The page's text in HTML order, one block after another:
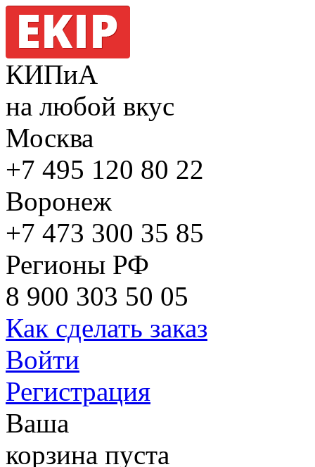
КИПиА
на любой вкус
Москва
+7 495 120 80 22
Воронеж
+7 473 300 35 85
Регионы РФ
8 900 303 50 05
Как сделать заказ
Войти
Регистрация
Ваша
корзина пуста